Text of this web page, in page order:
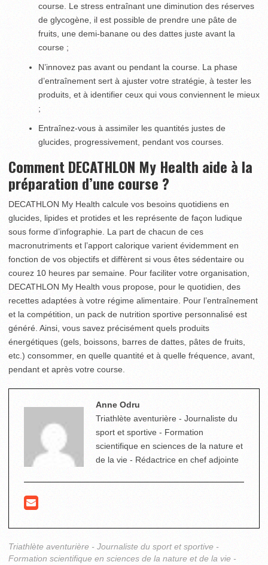
course. Le stress entraînant une diminution des réserves
de glycogène, il est possible de prendre une pâte de
fruits, une demi-banane ou des dattes juste avant la
course ;
N’innovez pas avant ou pendant la course. La phase
d’entraînement sert à ajuster votre stratégie, à tester les
produits, et à identifier ceux qui vous conviennent le mieux
;
Entraînez-vous à assimiler les quantités justes de
glucides, progressivement, pendant vos courses.
Comment DECATHLON My Health aide à la
préparation d’une course ?
DECATHLON My Health calcule vos besoins quotidiens en
glucides, lipides et protides et les représente de façon ludique
sous forme d’infographie. La part de chacun de ces
macronutriments et l’apport calorique varient évidemment en
fonction de vos objectifs et diffèrent si vous êtes sédentaire ou
courez 10 heures par semaine. Pour faciliter votre organisation,
DECATHLON My Health vous propose, pour le quotidien, des
recettes adaptées à votre régime alimentaire. Pour l’entraînement
et la compétition, un pack de nutrition sportive personnalisé est
généré. Ainsi, vous savez précisément quels produits
énergétiques (gels, boissons, barres de dattes, pâtes de fruits,
etc.) consommer, en quelle quantité et à quelle fréquence, avant,
pendant et après votre course.
Anne Odru
Triathlète aventurière - Journaliste du
sport et sportive - Formation
scientifique en sciences de la nature et
de la vie - Rédactrice en chef adjointe
Triathlète aventurière - Journaliste du sport et sportive -
Formation scientifique en sciences de la nature et de la vie -